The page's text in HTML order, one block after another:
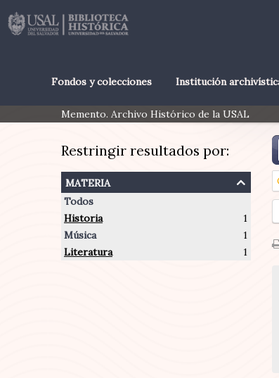
Fondos y colecciones Institución
Memento. Archivo Histórico de la USAL
Restringir resultados por:
materia
Todos
Historia
1
Música
1
Literatura
1